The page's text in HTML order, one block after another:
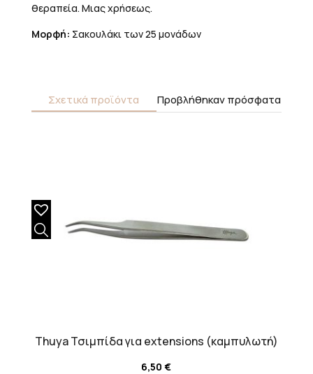
θεραπεία. Μιας χρήσεως.
Μορφή: Σακουλάκι των 25 μονάδων
Σχετικά προϊόντα Προβλήθηκαν πρόσφατα
Thuya Τσιμπίδα για extensions (καμπυλωτή)
6,50€